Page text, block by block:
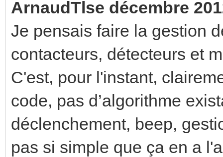
ArnaudTlse décembre
Je pensais faire la gestion
contacteurs, détecteurs et
C'est, pour l'instant,
code, pas d’algorithme
déclenchement, beep,
pas si simple que ça en a